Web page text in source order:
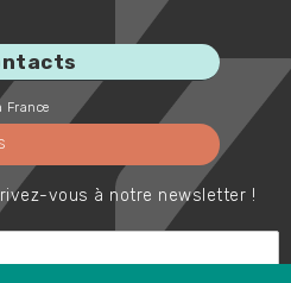
France
vous à notre newsletter !